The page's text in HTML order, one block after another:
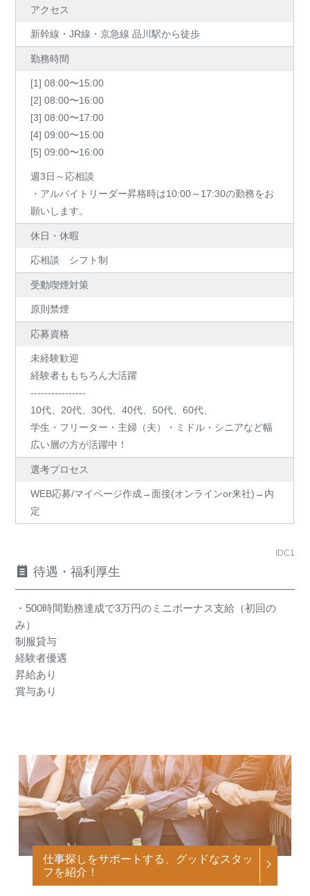
アクセス
新幹線・JR線・京急線 品川駅から徒歩
勤務時間
[1] 08:00〜15:00
[2] 08:00〜16:00
[3] 08:00〜17:00
[4] 09:00〜15:00
[5] 09:00〜16:00
週3日～応相談
・アルバイトリーダー昇格時は10:00～17:30の勤務をお
願いします。
休日・休暇
応相談 シフト制
受動喫煙対策
原則禁煙
応募資格
未経験歓迎
経験者ももちろん大活躍
----------------
10代、20代、30代、40代、50代、60代、
学生・フリーター・主婦（夫）・ミドル・シニアなど幅
広い層の方が活躍中！
選考プロセス
WEB応募/マイページ作成→面接(オンラインor来社)→内
定
IDC1
待遇・福利厚生
・500時間勤務達成で3万円のミニボーナス支給（初回の
み）
制服貸与
経験者優遇
昇給あり
賞与あり
仕事探しをサポートする、グッドなスタッ
フを紹介！